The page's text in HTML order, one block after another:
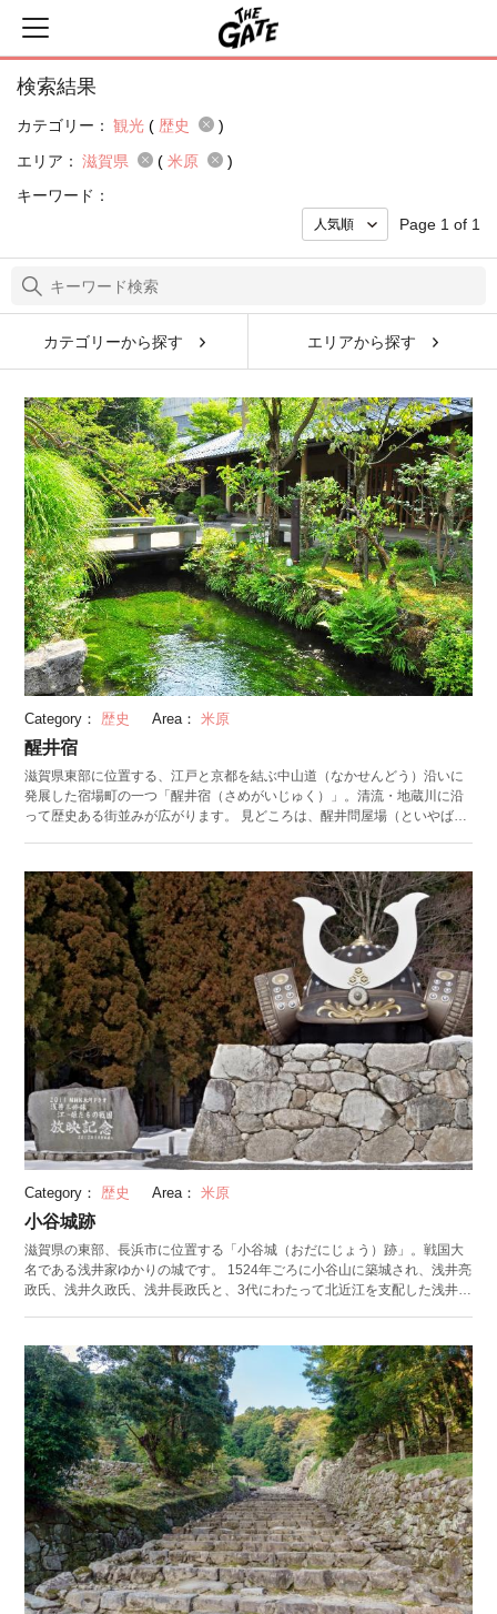
検索結果
カテゴリー： 観光 ( 歴史
)
エリア： 滋賀県 ( 米原
)
キーワード：
Page 1 of 1
カテゴリーから探す エリアから探す
Category： 歴史 Area： 米原
醒井宿
滋賀県東部に位置する、江戸と京都を結ぶ中山道（なかせんどう）沿いに
発展した宿場町の一つ「醒井宿（さめがいじゅく）」。清流・地蔵川に沿
って歴史ある街並みが広がります。 見どころは、醒井問屋場（といやば）
た施設で、完全な形で現存する全国的にも珍しい例として知られていま
す。内部は一般公開されているほか、コンサートなどのイベントが年4回開
催されています。旧醒井郵便局局舎は、アメリカ人建築家ヴォーリズの設
計で建てられた、和洋折衷のクラシカルなつくりが特徴。建物の２階には
古文書が展示されており、なかでも江戸時代当時の醒井宿の様子が描かれ
た長さ5m30cmにおよぶ「醒井宿絵図」は圧巻です。 また、毎年7月から8
月ごろに咲く梅花藻（ばいかも）も見どころ。梅花藻とは、梅に似た白い
花を咲かせる水中花です。醒井を流れる地蔵川に生息しており、水面から
顔を出すように花を咲かせます。7月末頃から8月上旬の夜間にかけて行わ
れるライトアップは幻想的。暗闇に輝く梅花藻を見るため、多くの観光客
が訪れます。
Category： 歴史 Area： 米原
小谷城跡
滋賀県の東部、長浜市に位置する「小谷城（おだにじょう）跡」。戦国大
名である浅井家ゆかりの城です。 1524年ごろに小谷山に築城され、浅井亮
政氏、浅井久政氏、浅井長政氏と、3代にわたって北近江を支配した浅井
ため、廃城に。長政氏の正室・お市の方（織田信長の妹）と、その娘であ
る浅井三姉妹（茶々、初、江）はその後、住まいを転々として波乱の生涯
を送ったことでも知られています。 自然の地形を利用して建造された小谷
城は、石垣や土塁が多く現存し、1937年には国の史跡に指定されました。